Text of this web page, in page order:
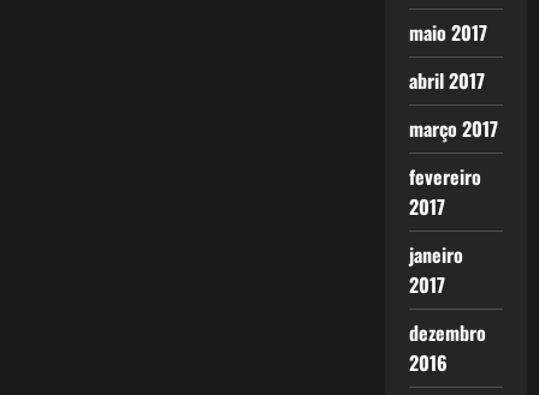
maio 2017
abril 2017
março 2017
fevereiro
2017
janeiro
2017
dezembro
2016